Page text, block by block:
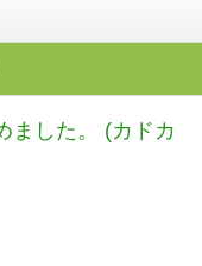
ました。 (カドカ